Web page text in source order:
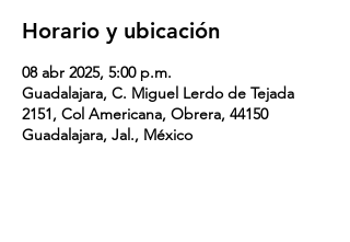
Horario y ubicación
08 abr 2025, 5:00 p.m.
Guadalajara, C. Miguel Lerdo de Tejada
2151, Col Americana, Obrera, 44150
Guadalajara, Jal., México